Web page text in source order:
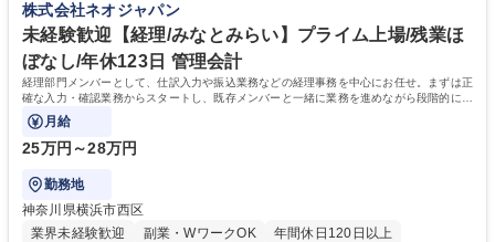
株式会社ネオジャパン
未経験歓迎【経理/みなとみらい】プライム上場/残業ほ
ぼなし/年休123日 管理会計
経理部門メンバーとして、仕訳入力や振込業務などの経理事務を中心にお任せ。まずは正
確な入力・確認業務からスタートし、既存メンバーと一緒に業務を進めながら段階的に経
理知識を身につけていただきます。
月給
25万円～28万円
勤務地
神奈川県横浜市西区
業界未経験歓迎
副業・WワークOK
年間休日120日以上